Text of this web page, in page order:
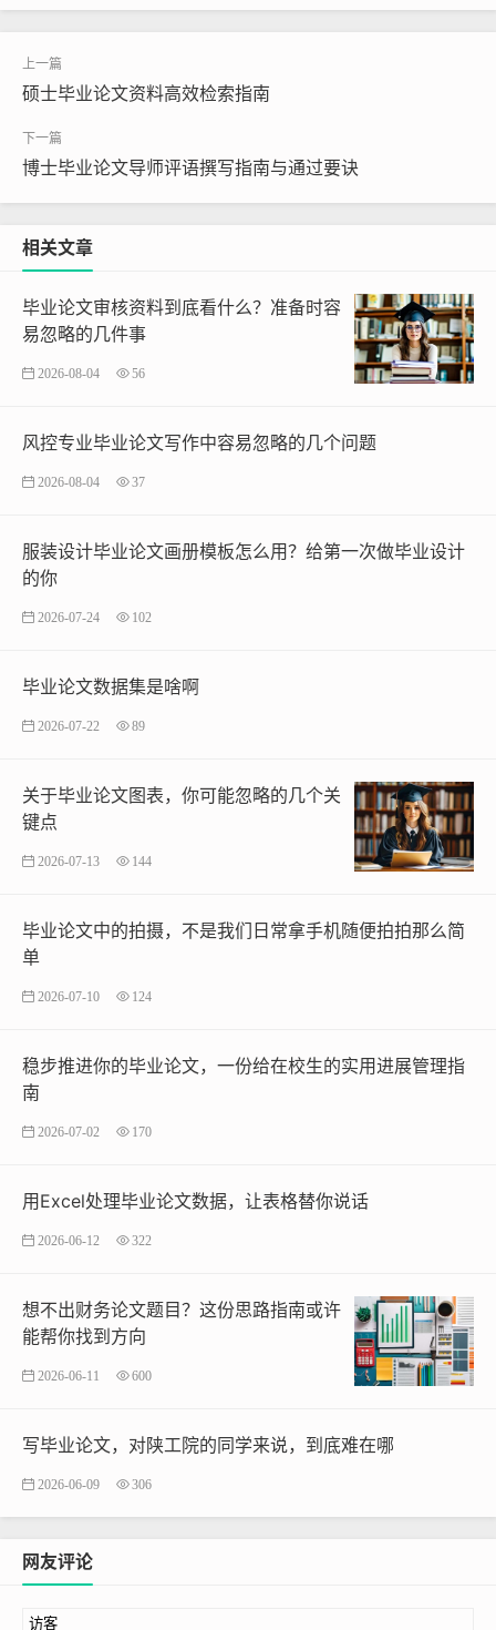
硕士毕业论文资料高效检索指南
博士毕业论文导师评语撰写指南与通过要诀
相关文章
毕业论文审核资料到底看什么？准备时容
易忽略的几件事
2026-08-04 56
风控专业毕业论文写作中容易忽略的几个问题
2026-08-04 37
服装设计毕业论文画册模板怎么用？给第一次做毕业设计
的你
2026-07-24 102
毕业论文数据集是啥啊
2026-07-22 89
关于毕业论文图表，你可能忽略的几个关
键点
2026-07-13 144
毕业论文中的拍摄，不是我们日常拿手机随便拍拍那么简
单
2026-07-10 124
稳步推进你的毕业论文，一份给在校生的实用进展管理指
南
2026-07-02 170
用Excel处理毕业论文数据，让表格替你说话
2026-06-12 322
想不出财务论文题目？这份思路指南或许
能帮你找到方向
2026-06-11 600
写毕业论文，对陕工院的同学来说，到底难在哪
2026-06-09 306
网友评论